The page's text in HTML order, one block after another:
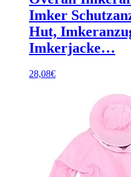
Imker
Hut,
Imkerjacke…
28,08€